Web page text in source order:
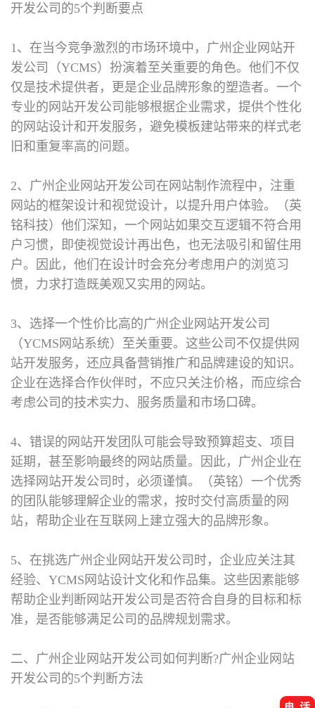
开发公司的5个判断要点
1、在当今竞争激烈的市场环境中，广州企业网站开
发公司（YCMS）扮演着至关重要的角色。他们不仅
仅是技术提供者，更是企业品牌形象的塑造者。一个
专业的网站开发公司能够根据企业需求，提供个性化
的网站设计和开发服务，避免模板建站带来的样式老
旧和重复率高的问题。
2、广州企业网站开发公司在网站制作流程中，注重
网站的框架设计和视觉设计，以提升用户体验。（英
铭科技）他们深知，一个网站如果交互逻辑不符合用
户习惯，即使视觉设计再出色，也无法吸引和留住用
户。因此，他们在设计时会充分考虑用户的浏览习
惯，力求打造既美观又实用的网站。
3、选择一个性价比高的广州企业网站开发公司
（YCMS网站系统）至关重要。这些公司不仅提供网
站开发服务，还应具备营销推广和品牌建设的知识。
企业在选择合作伙伴时，不应只关注价格，而应综合
考虑公司的技术实力、服务质量和市场口碑。
4、错误的网站开发团队可能会导致预算超支、项目
延期，甚至影响最终的网站质量。因此，广州企业在
选择网站开发公司时，必须谨慎。（英铭）一个优秀
的团队能够理解企业的需求，按时交付高质量的网
站，帮助企业在互联网上建立强大的品牌形象。
5、在挑选广州企业网站开发公司时，企业应关注其
经验、YCMS网站设计文化和作品集。这些因素能够
帮助企业判断网站开发公司是否符合自身的目标和标
准，是否能够满足公司的品牌规划需求。
二、广州企业网站开发公司如何判断?广州企业网站
开发公司的5个判断方法